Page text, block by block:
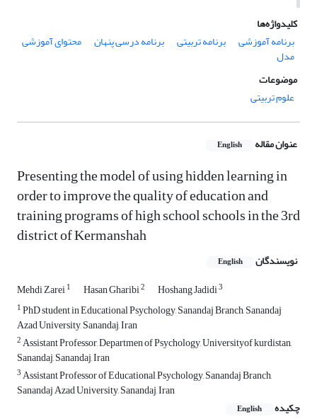
کلیدواژه‌ها
برنامه آموزشی
برنامه تربیتی برنامه درسی پنهان محتوای آموزشی
مدل
موضوعات
علوم تربیتی
عنوان مقاله English
Presenting the model of using hidden learning in
order to improve the quality of education and
training programs of high school schools in the 3rd
district of Kermanshah
نویسندگان English
Mehdi Zarei1 Hasan Gharibi2 Hoshang Jadidi3
1PhD student in Educational Psychology, Sanandaj Branch, Sanandaj
Azad University, Sanandaj, Iran
2Assistant Professor, Departmen of Psychology, Universityof kurdistan,
Sanandaj, Sanandaj, Iran
3Assistant Professor of Educational Psychology, Sanandaj Branch,
Sanandaj Azad University, Sanandaj, Iran
چکیده
English